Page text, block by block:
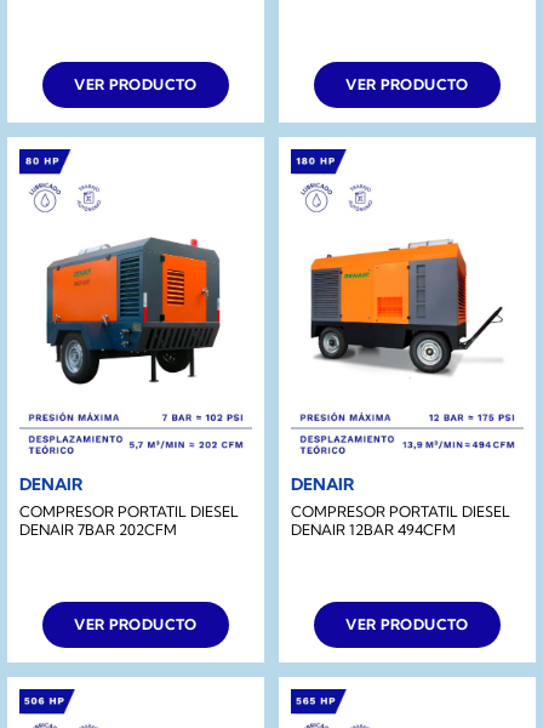
VER PRODUCTO VER PRODUCTO
DENAIR
COMPRESOR PORTATIL DIESEL
DENAIR 7BAR 202CFM
VER PRODUCTO
DENAIR
COMPRESOR PORTATIL DIESEL
DENAIR 12BAR 494CFM
VER PRODUCTO